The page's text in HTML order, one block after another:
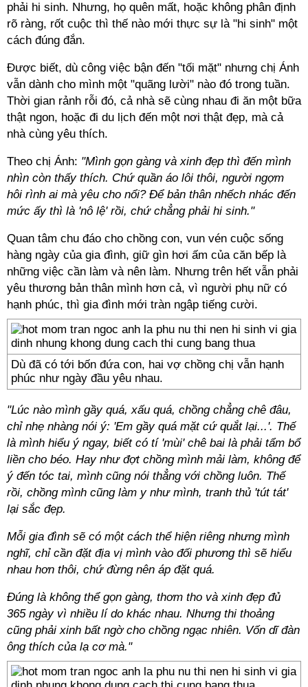
phải hi sinh. Nhưng, họ quên mất, hoặc không phân định
rõ ràng, rốt cuộc thì thế nào mới thực sự là "hi sinh" một
cách đúng đắn.
Được biết, dù công việc bận đến "tối mặt" nhưng chị Ánh
vẫn dành cho mình một "quãng lười" nào đó trong tuần.
Thời gian rảnh rỗi đó, cả nhà sẽ cùng nhau đi ăn một bữa
thật ngon, hoặc đi du lịch đến một nơi thật đẹp, mà cả
nhà cùng yêu thích.
Theo chị Ánh: "Mình gọn gàng và xinh đẹp thì đến mình
nhìn còn thấy thích. Chứ quần áo lôi thôi, người ngợm
hôi rình ai mà yêu cho nổi? Để bản thân nhếch nhác đến
mức ấy thì là 'nô lệ' rồi, chứ chẳng phải hi sinh."
Quan tâm chu đáo cho chồng con, vun vén cuộc sống
hàng ngày của gia đình, giữ gìn hơi ấm của căn bếp là
những việc cần làm và nên làm. Nhưng trên hết vẫn phải
yêu thương bản thân mình hơn cả, vì người phụ nữ có
hạnh phúc, thì gia đình mới tràn ngập tiếng cười.
Dù đã có tới bốn đứa con, hai vợ chồng chị vẫn hạnh
phúc như ngày đầu yêu nhau.
"Lúc nào mình gầy quá, xấu quá, chồng chẳng chê đâu,
chỉ nhẹ nhàng nói ý: 'Em gầy quá mặt cứ quắt lại...'. Thế
là mình hiểu ý ngay, biết có tí 'mùi' chê bai là phải tẩm bổ
liền cho béo. Hay như đợt chồng mình mải làm, không để
ý đến tóc tai, mình cũng nói thẳng với chồng luôn. Thế
rồi, chồng mình cũng làm y như mình, tranh thủ 'tút tát'
lại sắc đẹp.
Mỗi gia đình sẽ có một cách thể hiện riêng nhưng mình
nghĩ, chỉ cần đặt địa vị mình vào đối phương thì sẽ hiểu
nhau hơn thôi, chứ đừng nên áp đặt quá.
Đúng là không thể gọn gàng, thơm tho và xinh đẹp đủ
365 ngày vì nhiều lí do khác nhau. Nhưng thi thoảng
cũng phải xinh bất ngờ cho chồng ngạc nhiên. Vốn dĩ đàn
ông thích của lạ cơ mà."